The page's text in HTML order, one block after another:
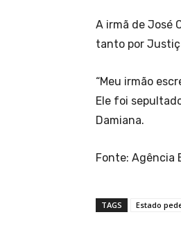
A irmã de José
tanto por
“Meu irmão
Ele foi
Damiana.
Fonte: Agência
TAGS Estado